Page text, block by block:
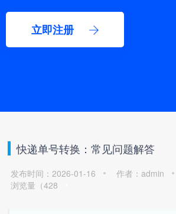
立即注册
快递单号转换：常见问题解答
发布时间：2026-01-16 作者：admin
浏览量（428